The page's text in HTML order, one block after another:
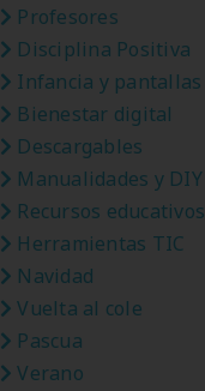
Profesores
Disciplina Positiva
Infancia y pantallas
Bienestar digital
Descargables
Manualidades y DIY
Recursos educativos
Herramientas TIC
Navidad
Vuelta al cole
Pascua
Verano